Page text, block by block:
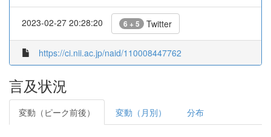
2023-02-27 20:28:20 6 + 5 Twitter
https://ci.nii.ac.jp/naid/110008447762
言及状況
変動（ピーク前後） 変動（月別） 分布